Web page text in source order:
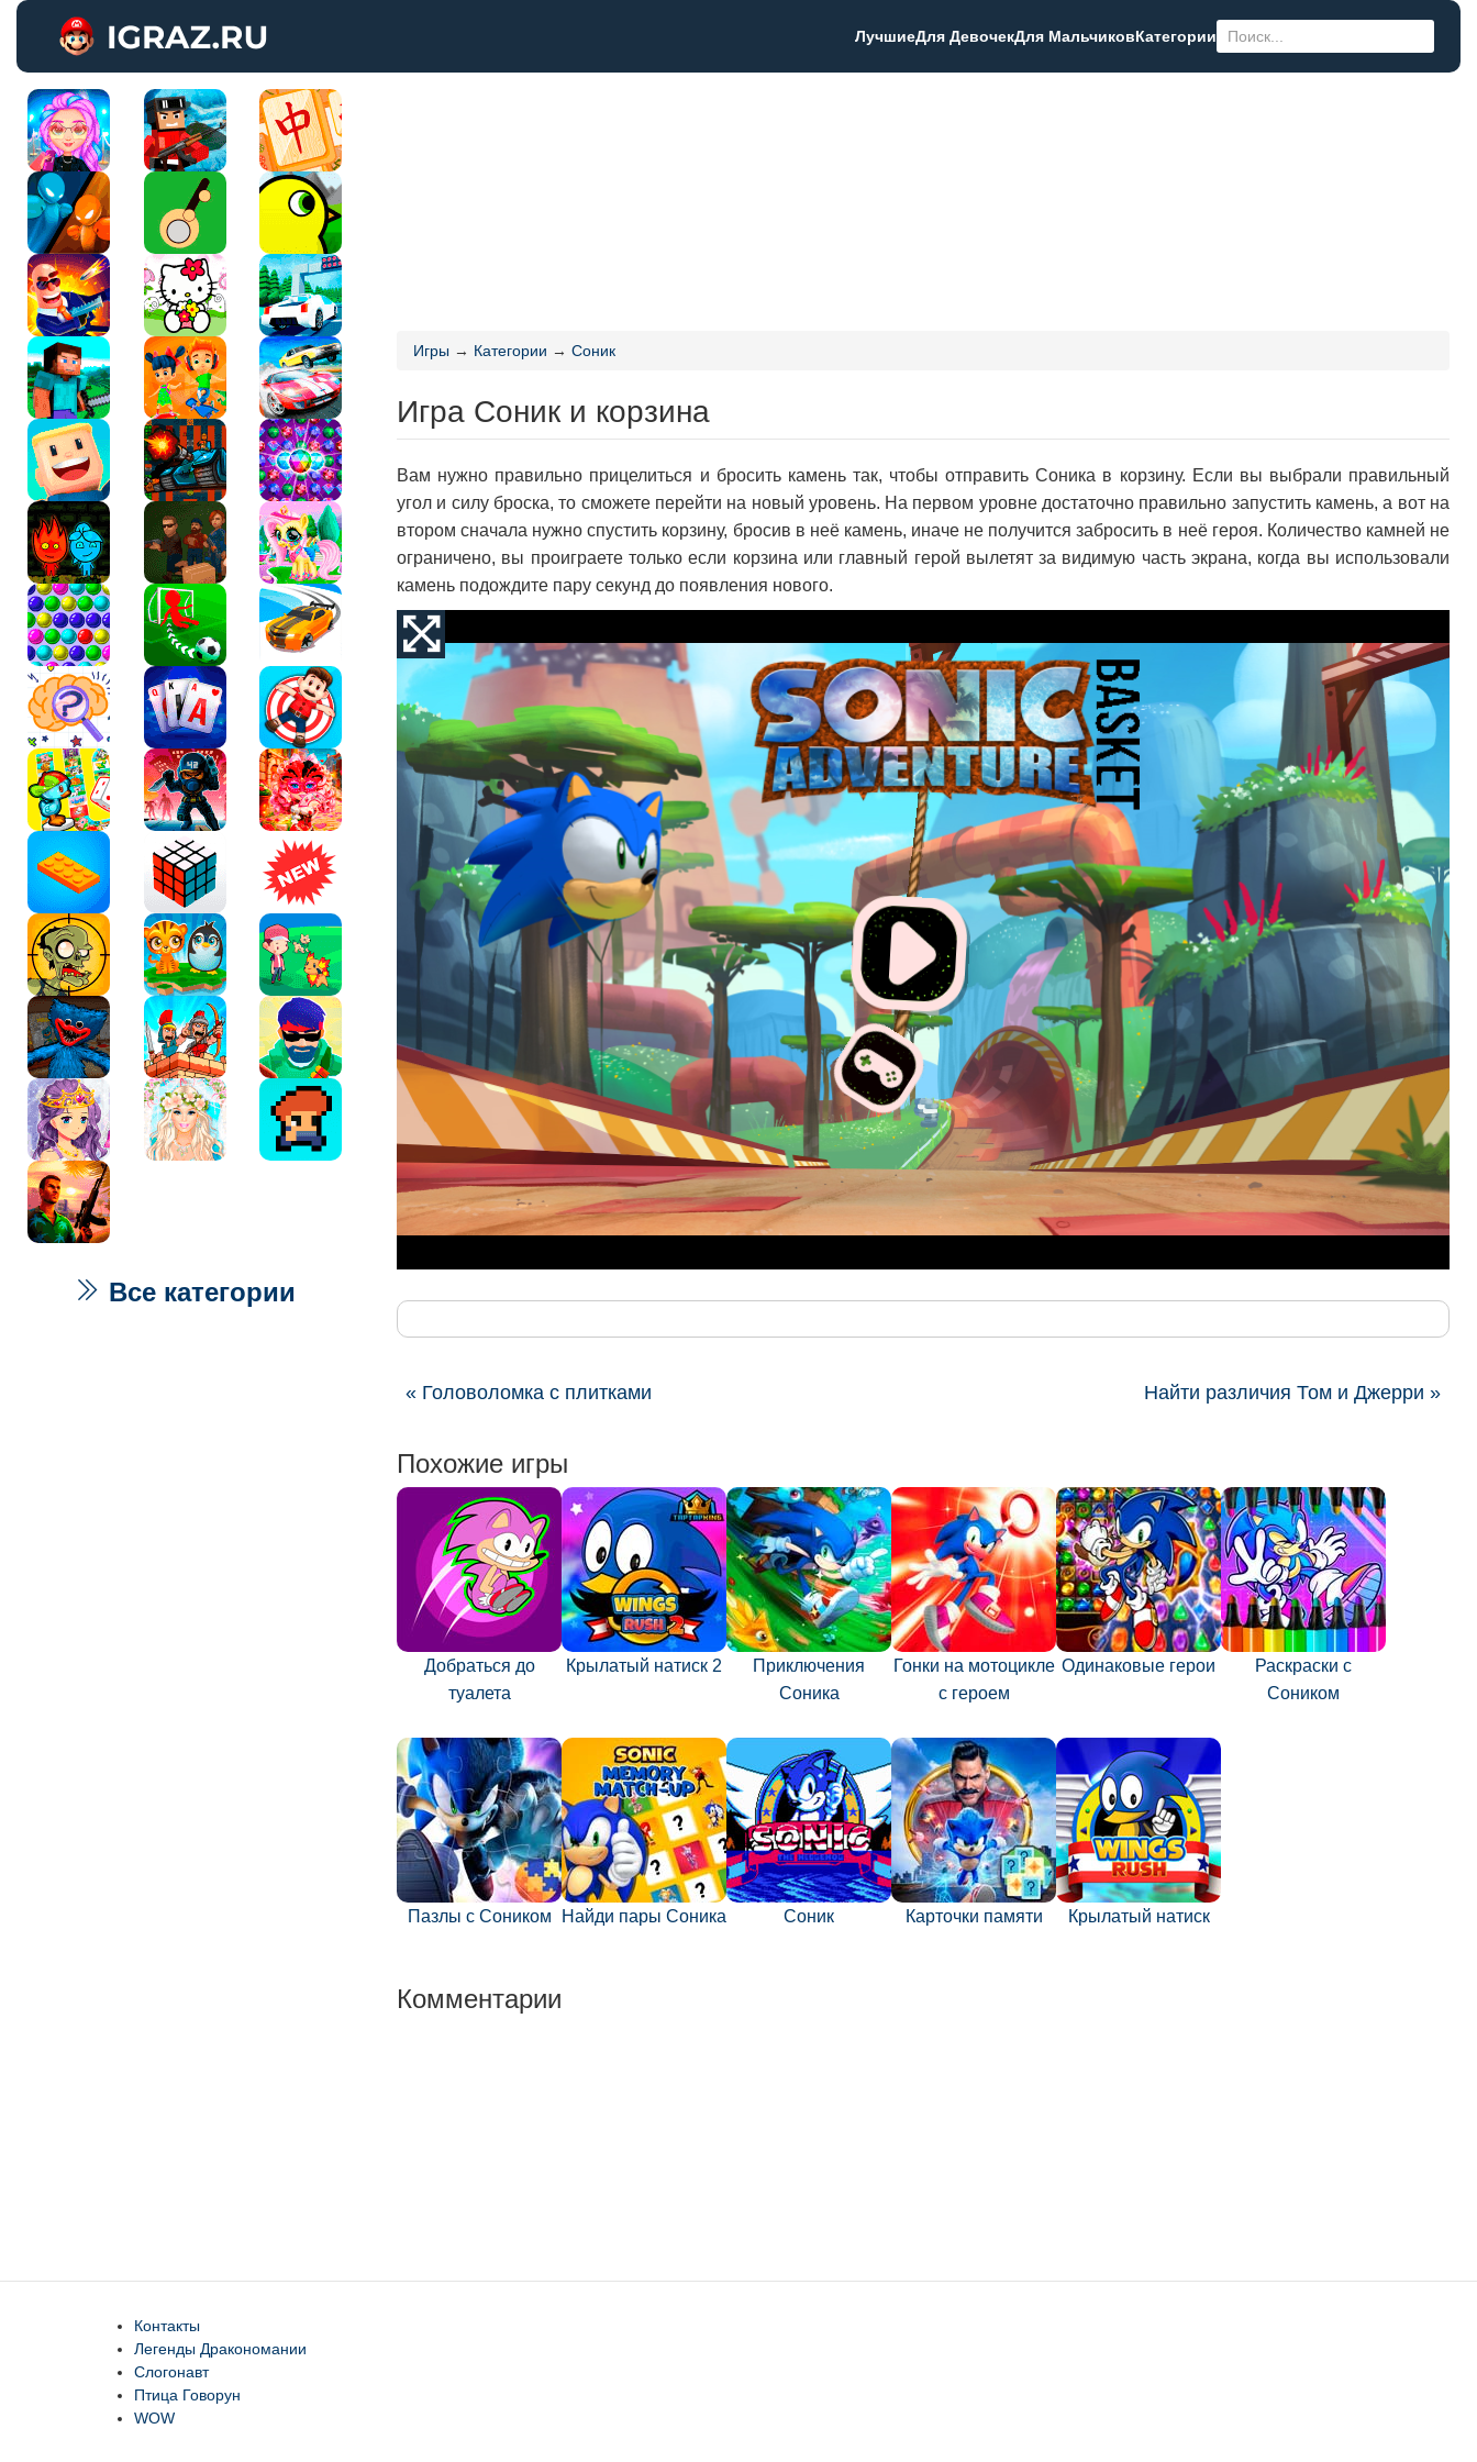
ЛучшиеДля ДевочекДля МальчиковКатегории
Игры → Категории → Соник
Игра Соник и корзина
Вам нужно правильно прицелиться и бросить камень так, чтобы отправить Соника в корзину. Если вы выбрали правильный
угол и силу броска, то сможете перейти на новый уровень. На первом уровне достаточно правильно запустить камень, а вот на
втором сначала нужно спустить корзину, бросив в неё камень, иначе не получится забросить в неё героя. Количество камней не
ограничено, вы проиграете только если корзина или главный герой вылетят за видимую часть экрана, когда вы использовали
камень подождите пару секунд до появления нового.
« Головоломка с плитками Найти различия Том и Джерри »
Похожие игры
Добраться до
туалета
Крылатый натиск 2
Приключения
Соника
Гонки на мотоцикле
c героем
Одинаковые герои
Раскраски с
Соником
Пазлы с Соником Найди пары Соника Соник Карточки памяти Крылатый натиск
Комментарии
Все категории
Контакты
Легенды Дракономании
Слогонавт
Птица Говорун
WOW